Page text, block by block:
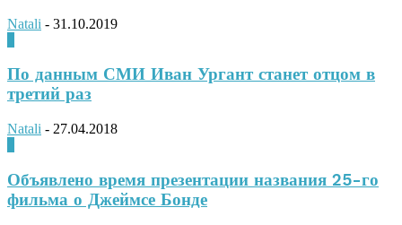
Natali - 31.10.2019
По данным СМИ Иван Ургант станет отцом в
третий раз
Natali - 27.04.2018
Объявлено время презентации названия 25-го
фильма о Джеймсе Бонде